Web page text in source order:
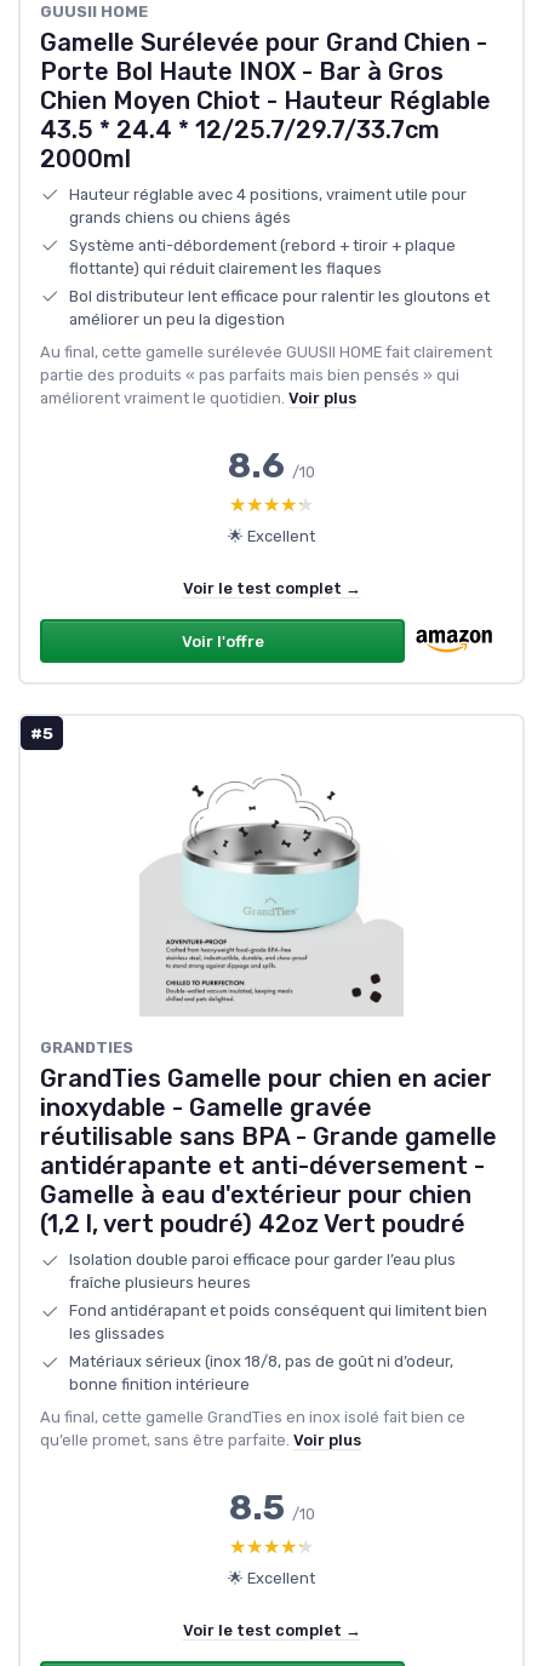
GUUSII HOME
Gamelle Surélevée pour Grand Chien -
Porte Bol Haute INOX - Bar à Gros
Chien Moyen Chiot - Hauteur Réglable
43.5 * 24.4 * 12/25.7/29.7/33.7cm
2000ml
Hauteur réglable avec 4 positions, vraiment utile pour
grands chiens ou chiens âgés
Système anti-débordement (rebord + tiroir + plaque
flottante) qui réduit clairement les flaques
Bol distributeur lent efficace pour ralentir les gloutons et
améliorer un peu la digestion
Au final, cette gamelle surélevée GUUSII HOME fait clairement
partie des produits « pas parfaits mais bien pensés » qui
améliorent vraiment le quotidien. Voir plus
8.6 /10
★★★★★
★★★★★
🌟 Excellent
Voir le test complet →
Voir l'offre
#5
GRANDTIES
GrandTies Gamelle pour chien en acier
inoxydable - Gamelle gravée
réutilisable sans BPA - Grande gamelle
antidérapante et anti-déversement -
Gamelle à eau d'extérieur pour chien
(1,2 l, vert poudré) 42oz Vert poudré
Isolation double paroi efficace pour garder l’eau plus
fraîche plusieurs heures
Fond antidérapant et poids conséquent qui limitent bien
les glissades
Matériaux sérieux (inox 18/8, pas de goût ni d’odeur,
bonne finition intérieure
Au final, cette gamelle GrandTies en inox isolé fait bien ce
qu’elle promet, sans être parfaite. Voir plus
8.5 /10
★★★★★
★★★★★
🌟 Excellent
Voir le test complet →